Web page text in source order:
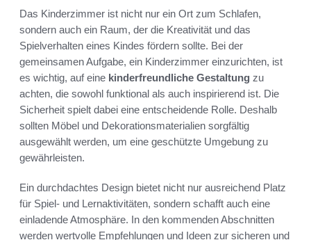
Das Kinderzimmer ist nicht nur ein Ort zum Schlafen,
sondern auch ein Raum, der die Kreativität und das
Spielverhalten eines Kindes fördern sollte. Bei der
gemeinsamen Aufgabe, ein Kinderzimmer einzurichten, ist
es wichtig, auf eine kinderfreundliche Gestaltung zu
achten, die sowohl funktional als auch inspirierend ist. Die
Sicherheit spielt dabei eine entscheidende Rolle. Deshalb
sollten Möbel und Dekorationsmaterialien sorgfältig
ausgewählt werden, um eine geschützte Umgebung zu
gewährleisten.
Ein durchdachtes Design bietet nicht nur ausreichend Platz
für Spiel- und Lernaktivitäten, sondern schafft auch eine
einladende Atmosphäre. In den kommenden Abschnitten
werden wertvolle Empfehlungen und Ideen zur sicheren und